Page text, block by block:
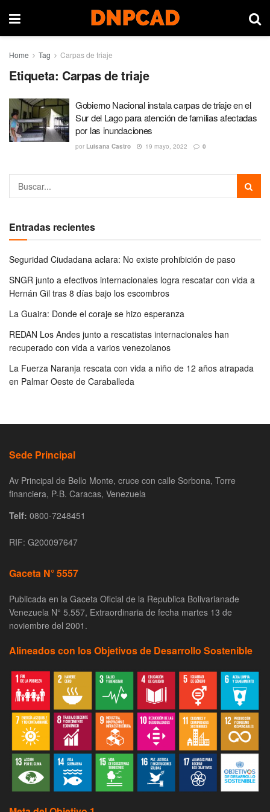
Home Tag Carpas de triaje
Etiqueta: Carpas de triaje
Gobierno Nacional instala carpas de triaje en el
Sur del Lago para atención de familias afectadas
por las inundaciones
por Luisana Castro 19 mayo, 2022 0
Entradas recientes
Seguridad Ciudadana aclara: No existe prohibición de paso
SNGR junto a efectivos internacionales logra rescatar con vida a
Hernán Gil tras 8 días bajo los escombros
La Guaira: Donde el coraje se hizo esperanza
REDAN Los Andes junto a rescatistas internacionales han
recuperado con vida a varios venezolanos
La Fuerza Naranja rescata con vida a niño de 12 años atrapada
en Palmar Oeste de Caraballeda
Sede Principal
Av Principal de Bello Monte, cruce con calle Sorbona, Torre
financiera, P-B. Caracas, Venezuela
Telf: 0800-7248451
RIF: G200097647
Gaceta N° 5557
Publicada en la Gaceta Oficial de la Republica Bolivarianade
Venezuela N° 5.557, Extraordinaria de fecha martes 13 de
noviembre del 2001.
Alineados con los Objetivos de Desarrollo Sostenible